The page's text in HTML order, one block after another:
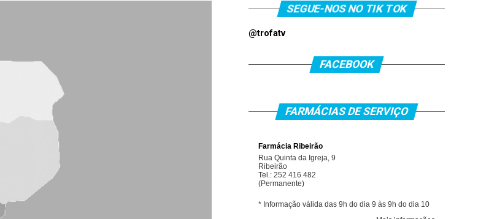
SEGUE-NOS NO TIK TOK
@trofatv
FACEBOOK
FARMÁCIAS DE SERVIÇO